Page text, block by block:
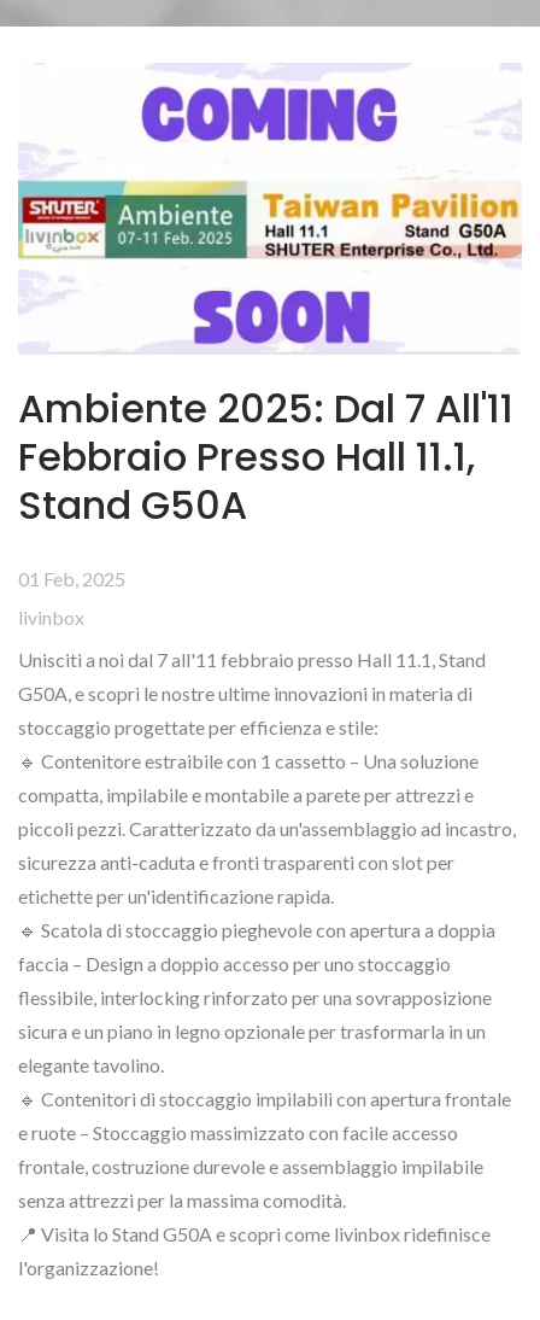
Ambiente 2025: Dal 7 All'11
Febbraio Presso Hall 11.1,
Stand G50A
01 Feb, 2025
livinbox
Unisciti a noi dal 7 all'11 febbraio presso Hall 11.1, Stand
G50A, e scopri le nostre ultime innovazioni in materia di
stoccaggio progettate per efficienza e stile:
🔹 Contenitore estraibile con 1 cassetto – Una soluzione
compatta, impilabile e montabile a parete per attrezzi e
piccoli pezzi. Caratterizzato da un'assemblaggio ad incastro,
sicurezza anti-caduta e fronti trasparenti con slot per
etichette per un'identificazione rapida.
🔹 Scatola di stoccaggio pieghevole con apertura a doppia
faccia – Design a doppio accesso per uno stoccaggio
flessibile, interlocking rinforzato per una sovrapposizione
sicura e un piano in legno opzionale per trasformarla in un
elegante tavolino.
🔹 Contenitori di stoccaggio impilabili con apertura frontale
e ruote – Stoccaggio massimizzato con facile accesso
frontale, costruzione durevole e assemblaggio impilabile
senza attrezzi per la massima comodità.
📍 Visita lo Stand G50A e scopri come livinbox ridefinisce
l'organizzazione!